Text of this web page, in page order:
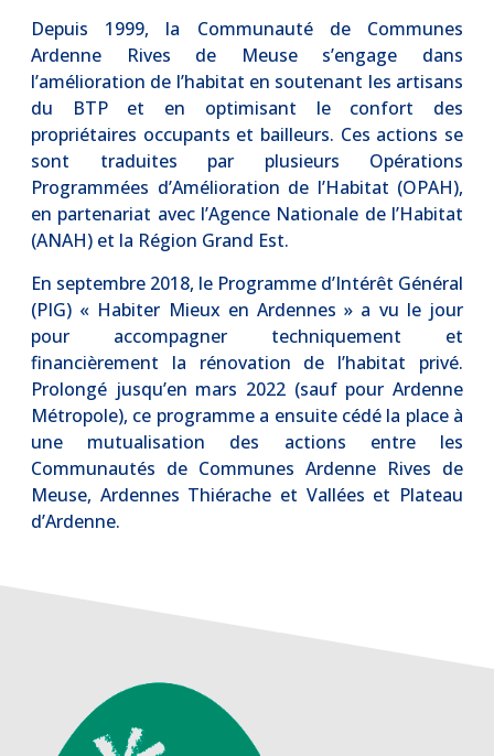
Depuis 1999, la Communauté de Communes
Ardenne Rives de Meuse s’engage dans
l’amélioration de l’habitat en soutenant les artisans
du BTP et en optimisant le confort des
propriétaires occupants et bailleurs. Ces actions se
sont traduites par plusieurs Opérations
Programmées d’Amélioration de l’Habitat (OPAH),
en partenariat avec l’Agence Nationale de l’Habitat
(ANAH) et la Région Grand Est.
En septembre 2018, le Programme d’Intérêt Général
(PIG) « Habiter Mieux en Ardennes » a vu le jour
pour accompagner techniquement et
financièrement la rénovation de l’habitat privé.
Prolongé jusqu’en mars 2022 (sauf pour Ardenne
Métropole), ce programme a ensuite cédé la place à
une mutualisation des actions entre les
Communautés de Communes Ardenne Rives de
Meuse, Ardennes Thiérache et Vallées et Plateau
d’Ardenne.